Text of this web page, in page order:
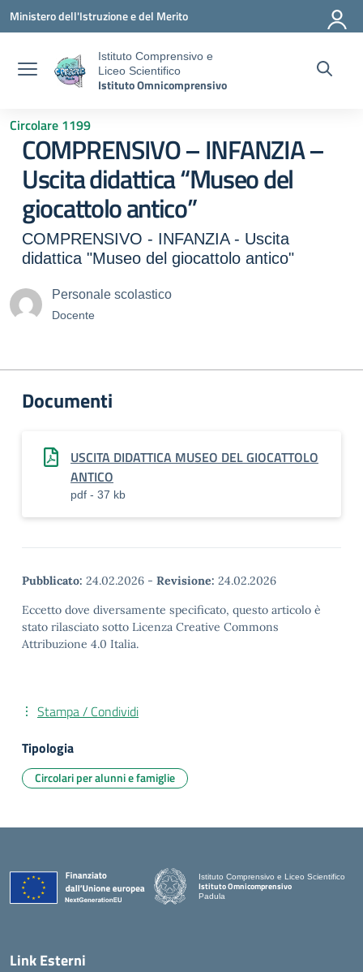
Vai ai contenuti
Vai al menu di navigazione
Vai al footer
Ministero dell'Istruzione e del Merito
Istituto Comprensivo e
Liceo Scientifico
Istituto Omnicomprensivo
Circolare 1199
COMPRENSIVO – INFANZIA –
Uscita didattica “Museo del
giocattolo antico”
COMPRENSIVO - INFANZIA - Uscita
didattica "Museo del giocattolo antico"
Personale scolastico
Docente
Documenti
USCITA DIDATTICA MUSEO DEL GIOCATTOLO
ANTICO
pdf - 37 kb
Pubblicato: 24.02.2026 - Revisione: 24.02.2026
Eccetto dove diversamente specificato, questo articolo è
stato rilasciato sotto Licenza Creative Commons
Attribuzione 4.0 Italia.
Stampa / Condividi
Tipologia
Circolari per alunni e famiglie
Istituto Comprensivo e Liceo Scientifico
Istituto Omnicomprensivo
Padula
Link Esterni